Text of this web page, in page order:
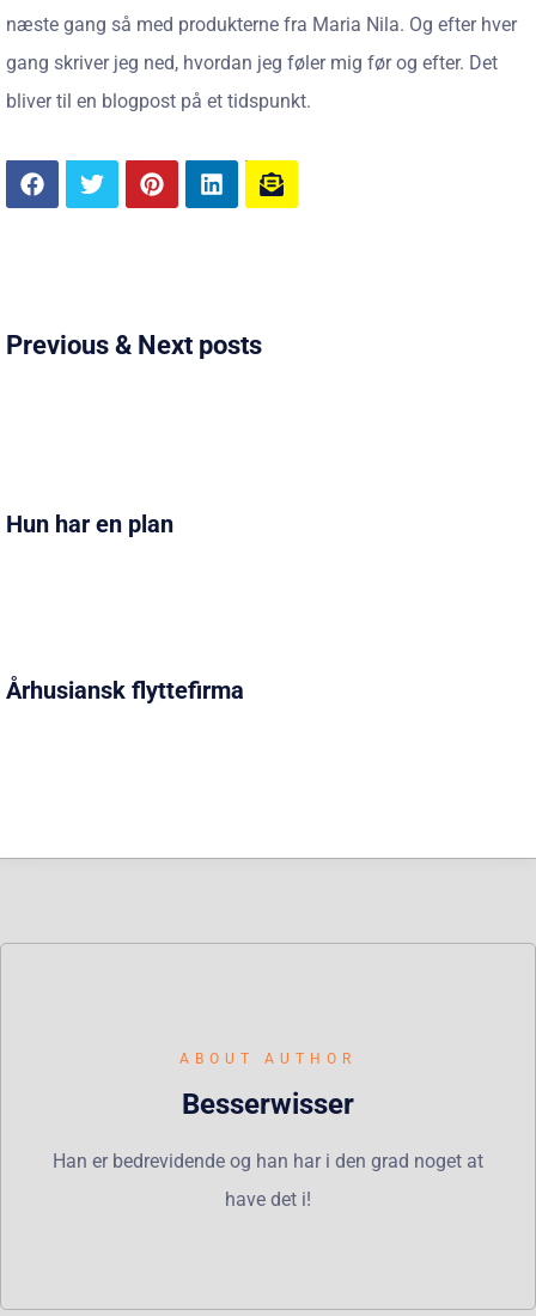
næste gang så med produkterne fra Maria Nila. Og efter hver
gang skriver jeg ned, hvordan jeg føler mig før og efter. Det
bliver til en blogpost på et tidspunkt.
Previous & Next posts
Hun har en plan
Århusiansk flyttefirma
ABOUT AUTHOR
Besserwisser
Han er bedrevidende og han har i den grad noget at
have det i!